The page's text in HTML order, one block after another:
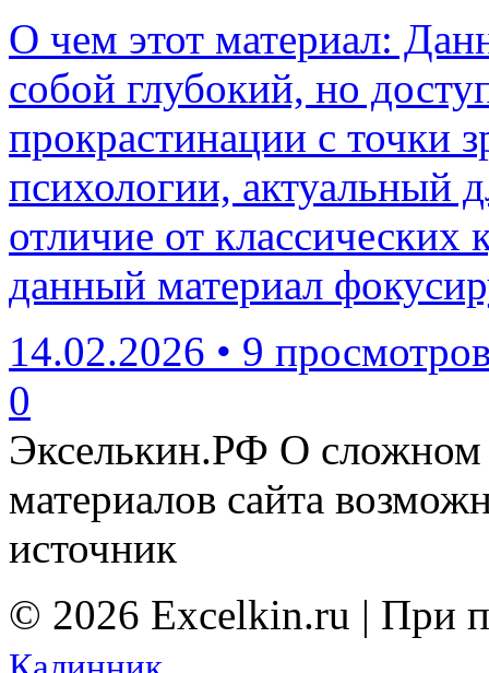
О чем этот материал:
собой глубокий, но
прокрастинации с точки
психологии, актуальный
отличие от
данный материал
14.02.2026 • 9
0
Экселькин.РФ О сложном
материалов сайта
источник
© 2026 Excelkin.ru | При